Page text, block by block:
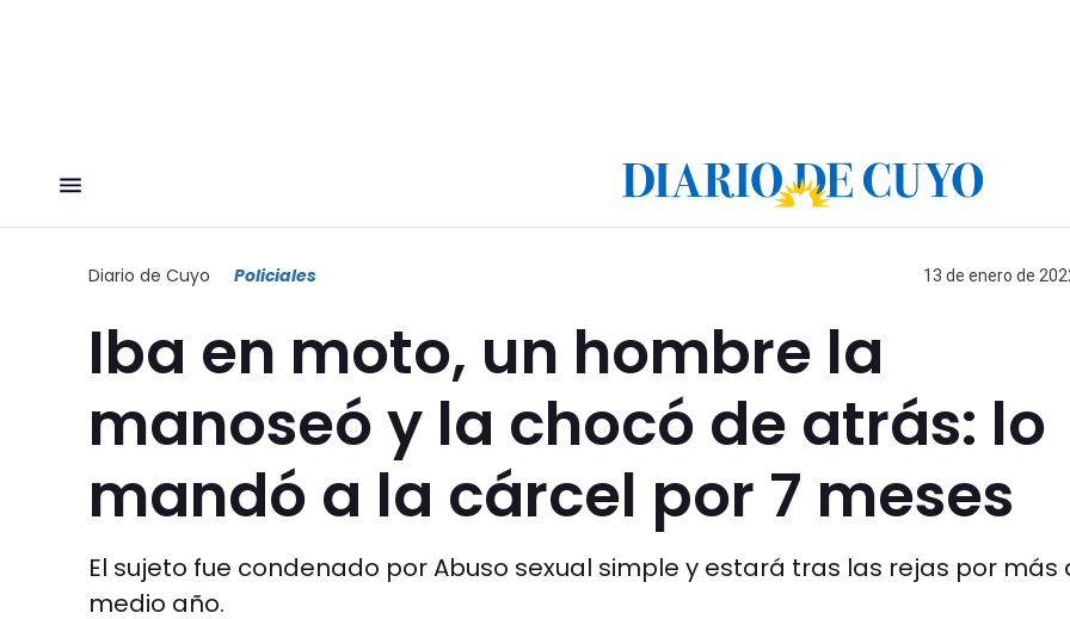
Diario de Cuyo Policiales 13 de enero de
Iba en moto, un hombre la
manoseó y la chocó de atrás: lo
mandó a la cárcel por 7 meses
El sujeto fue condenado por Abuso sexual simple y estará tras las rejas por más
medio año.